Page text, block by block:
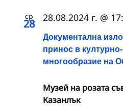
ср
28
Документална
принос в
многообразие на
28.08.2024 г. @
Музей на розата
Казанлък